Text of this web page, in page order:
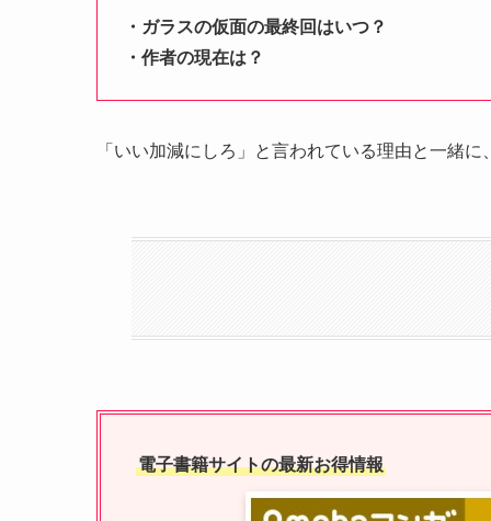
・ガラスの仮面の最終回はいつ？
・作者の現在は？
「いい加減にしろ」と言われている理由と一緒
電子書籍サイトの最新お得情報